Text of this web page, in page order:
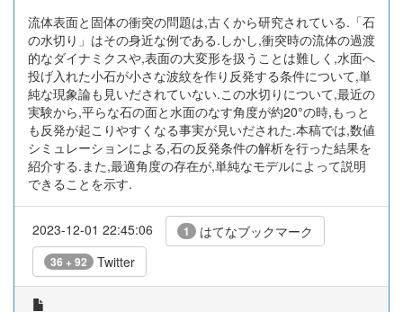
流体表面と固体の衝突の問題は,古くから研究されている.「石
の水切り」はその身近な例である.しかし,衝突時の流体の過渡
的なダイナミクスや,表面の大変形を扱うことは難しく,水面へ
投げ入れた小石が小さな波紋を作り反発する条件について,単
純な現象論も見いだされていない.この水切りについて,最近の
実験から,平らな石の面と水面のなす角度が約20°の時,もっと
も反発が起こりやすくなる事実が見いだされた.本稿では,数値
シミュレーションによる,石の反発条件の解析を行った結果を
紹介する.また,最適角度の存在が,単純なモデルによって説明
できることを示す.
2023-12-01 22:45:06 1 はてなブックマーク
36 + 92 Twitter